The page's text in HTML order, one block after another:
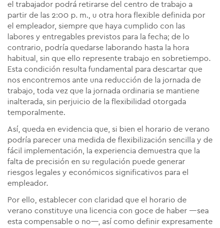
el trabajador podrá retirarse del centro de trabajo a
partir de las 2:00 p. m., u otra hora flexible definida por
el empleador, siempre que haya cumplido con las
labores y entregables previstos para la fecha; de lo
contrario, podría quedarse laborando hasta la hora
habitual, sin que ello represente trabajo en sobretiempo.
Esta condición resulta fundamental para descartar que
nos encontremos ante una reducción de la jornada de
trabajo, toda vez que la jornada ordinaria se mantiene
inalterada, sin perjuicio de la flexibilidad otorgada
temporalmente.
Así, queda en evidencia que, si bien el horario de verano
podría parecer una medida de flexibilización sencilla y de
fácil implementación, la experiencia demuestra que la
falta de precisión en su regulación puede generar
riesgos legales y económicos significativos para el
empleador.
Por ello, establecer con claridad que el horario de
verano constituye una licencia con goce de haber —sea
esta compensable o no—, así como definir expresamente